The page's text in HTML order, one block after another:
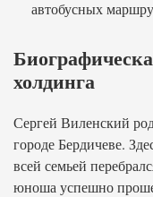
автобусных
холдинга
Сергей Виленский
городе Бердичеве.
всей семьей
юноша успешно